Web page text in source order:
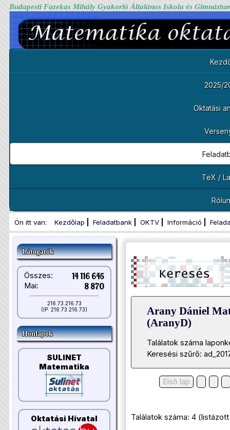
Budapesti Fazekas Mihály Gyakorló Általános Iskola és
2025/
Oktatási
TeX /
Ön itt van: Kezdőlap Feladatbank OKTV Információ
Látogatók
Összes: 14 116 645
Mai: 8 870
216.73.216.73
(IP: 216.73.216.73)
Honlapok
SULINET
Matematika
Oktatási Hivatal
Arany Dániel
(AranyD)
Találatok száma
Keresési szűrő:
Első lap
Találatok száma: 4